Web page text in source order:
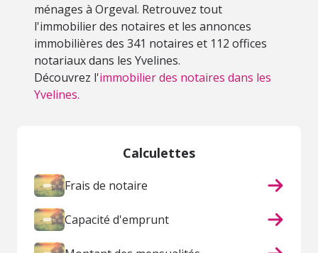
ménages à Orgeval. Retrouvez tout
l'immobilier des notaires et les annonces
immobilières des 341 notaires et 112 offices
notariaux dans les Yvelines.
Découvrez l'immobilier des notaires dans les
Yvelines.
Calculettes
Frais de notaire
Capacité d'emprunt